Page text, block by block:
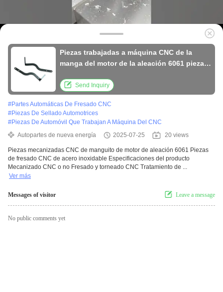
Piezas trabajadas a máquina CNC de la
manga del motor de la aleación 6061 piezas
Send Inquiry
#Partes Automáticas De Fresado CNC
#Piezas De Sellado Automotrices
#Piezas De Automóvil Que Trabajan A Máquina Del CNC
Autopartes de nueva energía
2025-07-25 20 views
Piezas mecanizadas CNC de manguito de motor de aleación 6061 Piezas
de fresado CNC de acero inoxidable Especificaciones del producto
Mecanizado CNC o no Fresado y torneado CNC Tratamiento de ...
Ver más
Messages of visitor Leave a message
No public comments yet